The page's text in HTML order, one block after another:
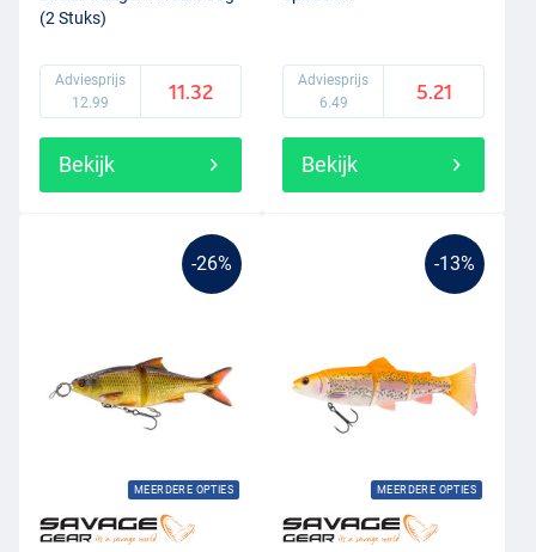
(2 Stuks)
Adviesprijs
12.99
11.32
Bekijk
Adviesprijs
6.49
5.21
Bekijk
-26%
MEERDERE OPTIES
-13%
MEERDERE OPTIES